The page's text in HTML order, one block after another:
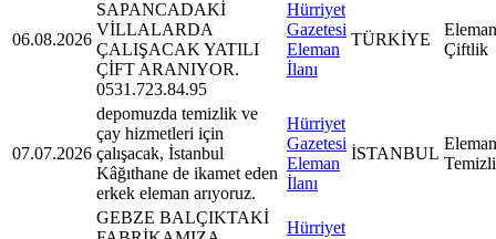
06.08.2026
SAPANCADAKİ
VİLLALARDA
ÇALIŞACAK YATILI
ÇİFT ARANIYOR.
0531.723.84.95
Hürriyet
Gazetesi
Eleman
İlanı
TÜRKİYE
Çiftlik
07.07.2026
depomuzda temizlik ve
çay hizmetleri için
çalışacak, İstanbul
Kâğıthane de ikamet eden
erkek eleman arıyoruz.
Hürriyet
Gazetesi
Eleman
İlanı
İSTANBUL
GEBZE BALÇIKTAKİ
Hürriyet